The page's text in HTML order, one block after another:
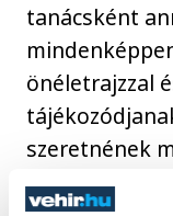
tanácsként
önéletrajzzal
szeretnének
és a szektort